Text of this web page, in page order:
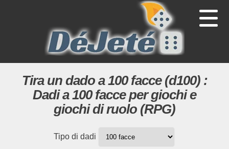
Tira un dado a 100 facce (d100) :
Dadi a 100 facce per giochi e
giochi di ruolo (RPG)
Tipo di dadi